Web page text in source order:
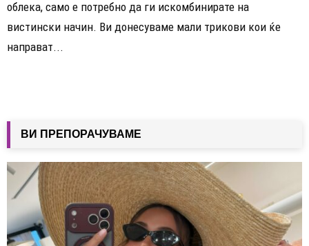
облека, само е потребно да ги искомбинирате на
вистински начин. Ви донесуваме мали трикови кои ќе
направат...
ВИ ПРЕПОРАЧУВАМЕ